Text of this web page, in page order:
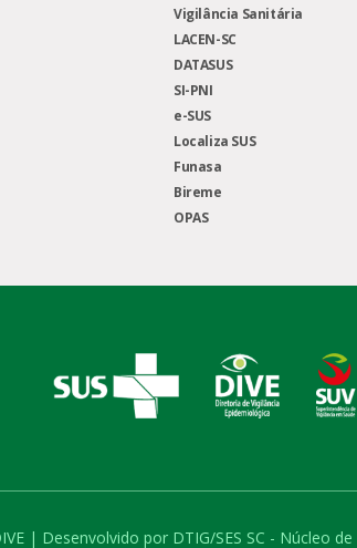
Vigilância Sanitária
LACEN-SC
DATASUS
SI-PNI
e-SUS
Localiza SUS
Funasa
Bireme
OPAS
| Desenvolvido por DTIG/SES SC - Núcleo